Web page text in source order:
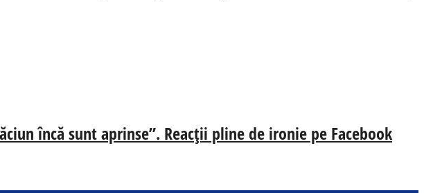
încă sunt aprinse”. Reacții pline de ironie pe Facebook